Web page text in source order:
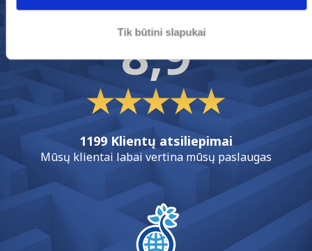
Tik būtini slapukai
8,9
1199 Klientų atsiliepimai
Mūsų klientai labai vertina mūsų paslaugas